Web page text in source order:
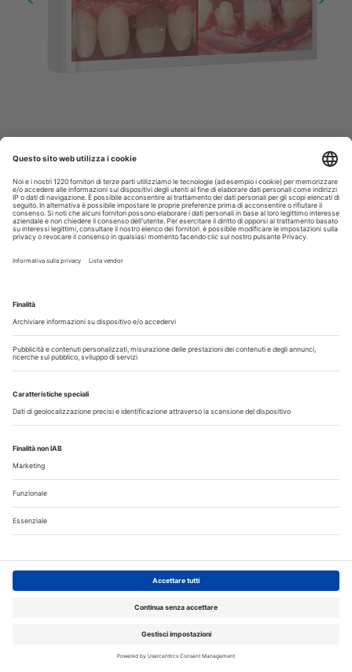
Scopri il nuovo numero
I più letti
La CAO richiama i direttori sanitari agli obblighi di
comunicazione all'Ordine dell’assunzione dell’incarico